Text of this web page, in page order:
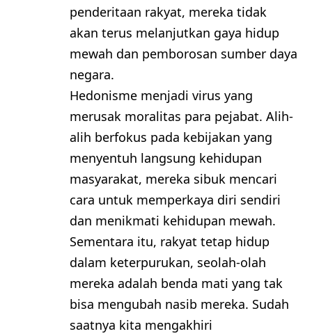
penderitaan rakyat, mereka tidak
akan terus melanjutkan gaya hidup
mewah dan pemborosan sumber daya
negara.
Hedonisme menjadi virus yang
merusak moralitas para pejabat. Alih-
alih berfokus pada kebijakan yang
menyentuh langsung kehidupan
masyarakat, mereka sibuk mencari
cara untuk memperkaya diri sendiri
dan menikmati kehidupan mewah.
Sementara itu, rakyat tetap hidup
dalam keterpurukan, seolah-olah
mereka adalah benda mati yang tak
bisa mengubah nasib mereka. Sudah
saatnya kita mengakhiri